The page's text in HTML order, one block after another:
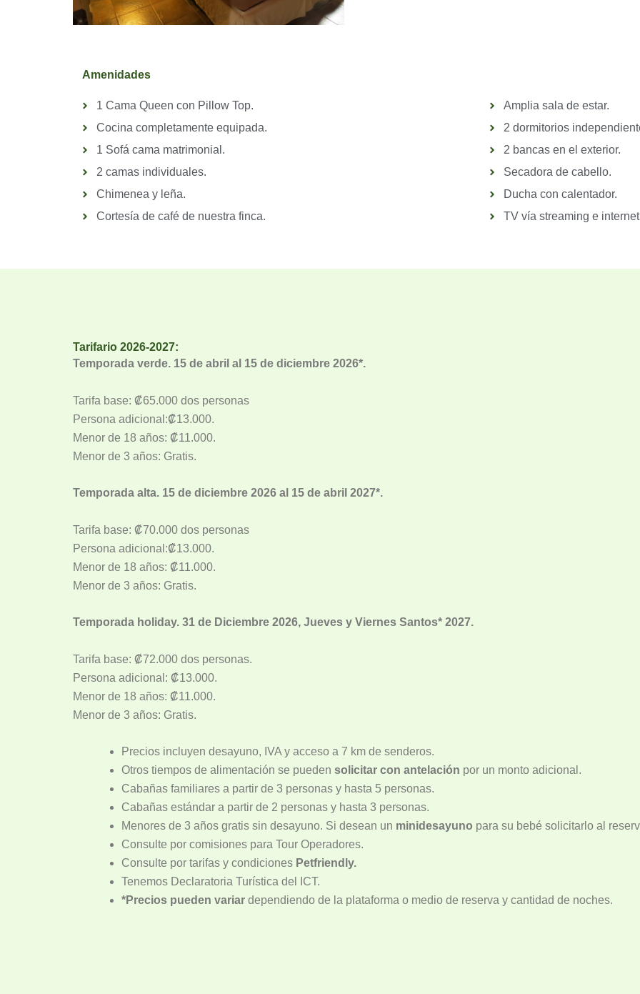
Amenidades
1 Cama Queen con Pillow Top.
Cocina completamente equipada.
1 Sofá cama matrimonial.
2 camas individuales.
Chimenea y leña.
Cortesía de café de nuestra finca.
Amplia sala de estar.
2 dormitorios
2 bancas en el exterior.
Secadora de cabello.
Ducha con calentador.
TV vía streaming e
Tarifario 2026-2027:
Temporada verde. 15 de abril al 15 de diciembre 2026*.
Tarifa base: ₡65.000 dos personas
Persona adicional:₡13.000.
Menor de 18 años: ₡11.000.
Menor de 3 años: Gratis.
Temporada alta. 15 de diciembre 2026 al 15 de abril 2027*.
Tarifa base: ₡70.000 dos personas
Persona adicional:₡13.000.
Menor de 18 años: ₡11.000.
Menor de 3 años: Gratis.
Temporada holiday. 31 de Diciembre 2026, Jueves y Viernes Santos* 2027.
Tarifa base: ₡72.000 dos personas.
Persona adicional: ₡13.000.
Menor de 18 años: ₡11.000.
Menor de 3 años: Gratis.
Precios incluyen desayuno, IVA y acceso a 7 km de senderos.
Otros tiempos de alimentación se pueden solicitar con antelación por un monto adicional.
Cabañas familiares a partir de 3 personas y hasta 5 personas.
Cabañas estándar a partir de 2 personas y hasta 3 personas.
Menores de 3 años gratis sin desayuno. Si desean un minidesayuno para su bebé solicitarlo al
Consulte por comisiones para Tour Operadores.
Consulte por tarifas y condiciones Petfriendly.
Tenemos Declaratoria Turística del ICT.
*Precios pueden variar dependiendo de la plataforma o medio de reserva y cantidad de noches.